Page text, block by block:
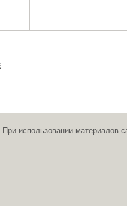
использовании материалов